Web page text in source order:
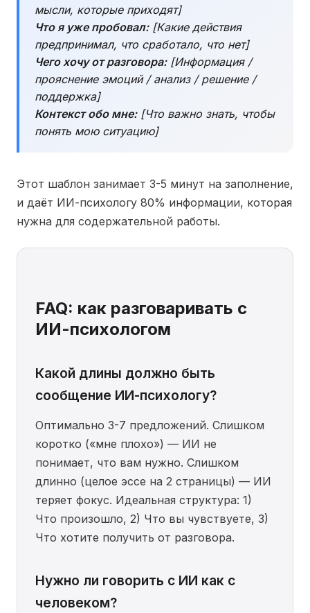
мысли, которые приходят]
Что я уже пробовал:[Какие действия
предпринимал, что сработало, что нет]
Чего хочу от разговора:[Информация /
прояснение эмоций / анализ / решение /
поддержка]
Контекст обо мне:[Что важно знать, чтобы
понять мою ситуацию]
Этот шаблон занимает 3-5 минут на заполнение,
и даёт ИИ-психологу 80% информации, которая
нужна для содержательной работы.
FAQ: как разговаривать с
ИИ-психологом
Какой длины должно быть
сообщение ИИ-психологу?
Оптимально 3-7 предложений. Слишком
коротко («мне плохо») — ИИ не
понимает, что вам нужно. Слишком
длинно (целое эссе на 2 страницы) — ИИ
теряет фокус. Идеальная структура: 1)
Что произошло, 2) Что вы чувствуете, 3)
Что хотите получить от разговора.
Нужно ли говорить с ИИ как с
человеком?